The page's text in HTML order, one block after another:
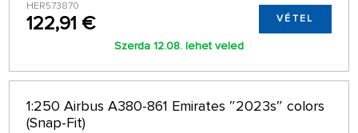
HER573870
122,91 € VÉTEL
Szerda 12.08. lehet veled
1:250 Airbus A380-861 Emirates ″2023s″ colors
(Snap-Fit)